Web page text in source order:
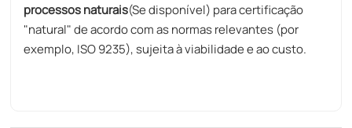
processos naturais(Se disponível) para certificação
"natural" de acordo com as normas relevantes (por
exemplo, ISO 9235), sujeita à viabilidade e ao custo.